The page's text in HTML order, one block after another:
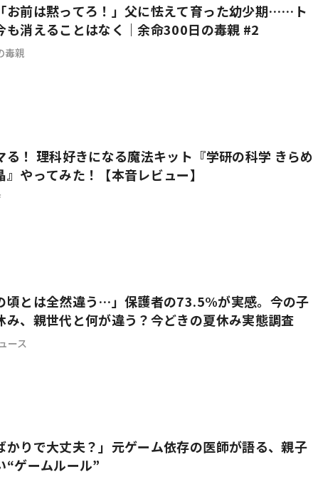
お前は黙ってろ！」父に怯えて育った幼少期……ト
も消えることはなく｜余命300日の毒親 #2
毒親
る！ 理科好きになる魔法キット『学研の科学 きらめ
』やってみた！【本音レビュー】
頃とは全然違う…」保護者の73.5%が実感。今の子
み、親世代と何が違う？今どきの夏休み実態調査
ース
かりで大丈夫？」元ゲーム依存の医師が語る、親子
“ゲームルール”